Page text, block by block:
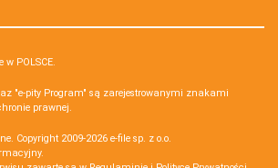
POLSCE.
"e-pity Program" są zarejestrowanymi znakami
prawnej.
Copyright 2009-2026 e-file sp. z o.o.